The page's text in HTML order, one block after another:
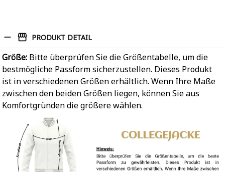
PRODUKT DETAIL
Größe: Bitte überprüfen Sie die Größentabelle, um die
bestmögliche Passform sicherzustellen. Dieses Produkt
ist in verschiedenen Größen erhältlich. Wenn Ihre Maße
zwischen den beiden Größen liegen, können Sie aus
Komfortgründen die größere wählen.